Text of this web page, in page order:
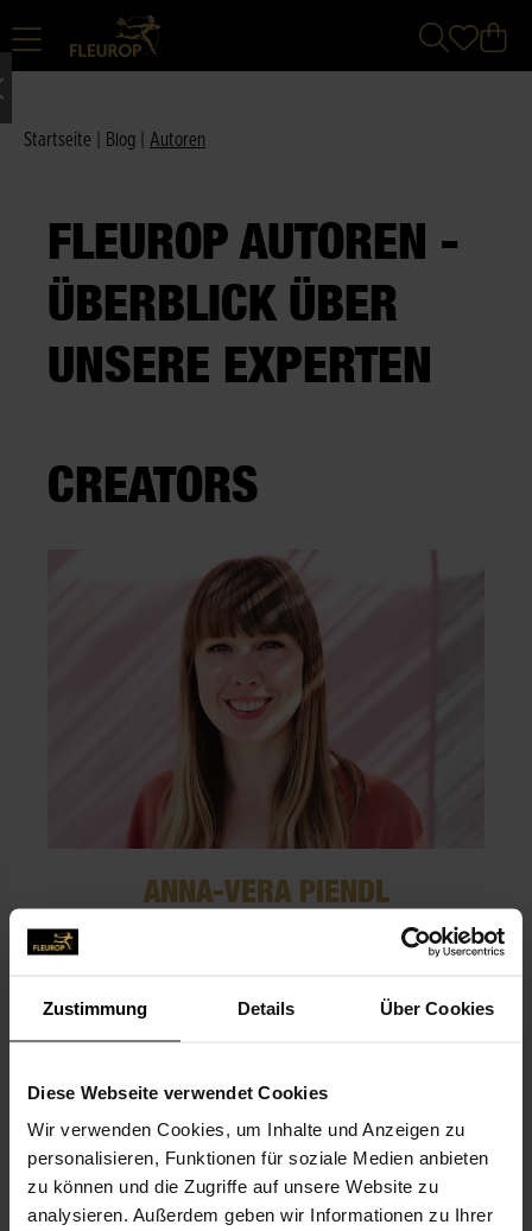
Zustimmung Details Über Cookies
Diese Webseite verwendet Cookies
Wir verwenden Cookies, um Inhalte und Anzeigen zu
personalisieren, Funktionen für soziale Medien anbieten
zu können und die Zugriffe auf unsere Website zu
analysieren. Außerdem geben wir Informationen zu Ihrer
Startseite Blog Autoren
FLEUROP AUTOREN -
ÜBERBLICK ÜBER
UNSERE EXPERTEN
CREATORS
ANNA-VERA PIENDL